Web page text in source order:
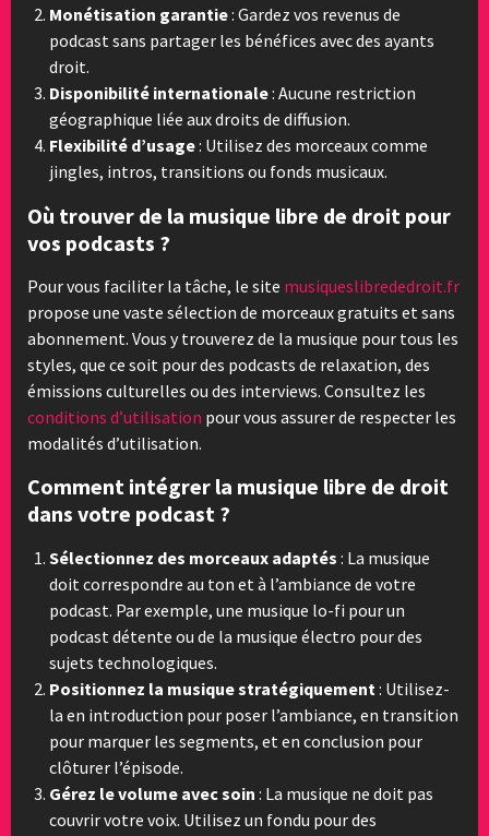
Monétisation garantie: Gardez vos revenus de
podcast sans partager les bénéfices avec des ayants
droit.
Disponibilité internationale: Aucune restriction
géographique liée aux droits de diffusion.
Flexibilité d’usage: Utilisez des morceaux comme
jingles, intros, transitions ou fonds musicaux.
Où trouver de la musique libre de droit pour
vos podcasts ?
Pour vous faciliter la tâche, le site musiqueslibrededroit.fr
propose une vaste sélection de morceaux gratuits et sans
abonnement. Vous y trouverez de la musique pour tous les
styles, que ce soit pour des podcasts de relaxation, des
émissions culturelles ou des interviews. Consultez les
conditions d’utilisation pour vous assurer de respecter les
modalités d’utilisation.
Comment intégrer la musique libre de droit
dans votre podcast ?
Sélectionnez des morceaux adaptés : La musique
doit correspondre au ton et à l’ambiance de votre
podcast. Par exemple, une musique lo-fi pour un
podcast détente ou de la musique électro pour des
sujets technologiques.
Positionnez la musique stratégiquement : Utilisez-
la en introduction pour poser l’ambiance, en transition
pour marquer les segments, et en conclusion pour
clôturer l’épisode.
Gérez le volume avec soin : La musique ne doit pas
couvrir votre voix. Utilisez un fondu pour des